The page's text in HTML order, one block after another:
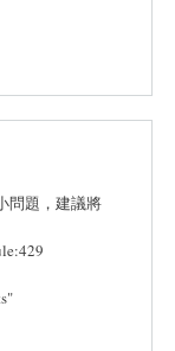
問題，建議將